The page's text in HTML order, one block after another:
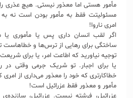
مأمور هستی اما معذور نیستی. هیچ عذری
مسئولیتت فقط به مأمور بودن است نه
امری ناروا!
اگر لقب انسان داری پس یا مأموری یا
ساختگی برای رهایی از ترس‌ها و خطاهاست
توجیه نیاورید که اطاعت امر، یا برای
یا برای اجبار. تو شریک جرمی وقتی در
خطاکارتری که خود را معذور می‌داری از امری
مأمور و معذور فقط عزرائیل است!
عزرائیل، فرشته نیست. عزرائیل،